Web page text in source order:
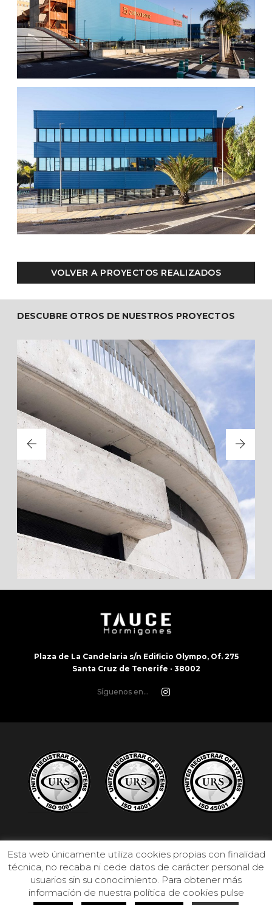
VOLVER A PROYECTOS REALIZADOS
DESCUBRE OTROS DE NUESTROS PROYECTOS
PARKING LA CRUZ DE ADEJE
Plaza de La Candelaria s/n Edificio Olympo, Of. 275
Santa Cruz de Tenerife · 38002
Síguenos en...
© 2021G13 Estudio Creativo
Esta web únicamente utiliza cookies propias con finalidad
técnica, no recaba ni cede datos de carácter personal de
usuarios sin su conocimiento. Para obtener más
información de nuestra política de cookies pulse